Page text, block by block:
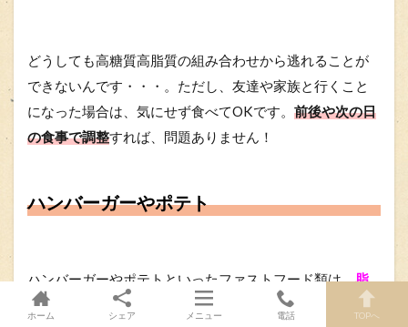
どうしても高糖質高脂質の組み合わせから逃れることが
できないんです・・・。ただし、友達や家族と行くこと
になった場合は、気にせず食べてOKです。 前後や次の日
の食事で調整すれば、問題ありません！
ハンバーガーやポテト
ハンバーガーやポテトといったファストフード類は、脂
質が非常に高く栄養が偏りやすいので注意が必要
です。
ホーム シェア メニュー 電話 TOPへ